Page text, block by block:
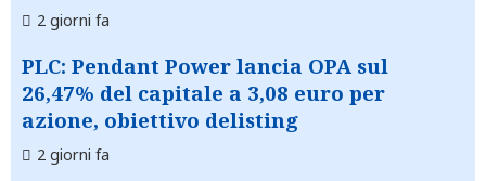
2 giorni fa
PLC: Pendant Power lancia OPA sul
26,47% del capitale a 3,08 euro per
azione, obiettivo delisting
2 giorni fa